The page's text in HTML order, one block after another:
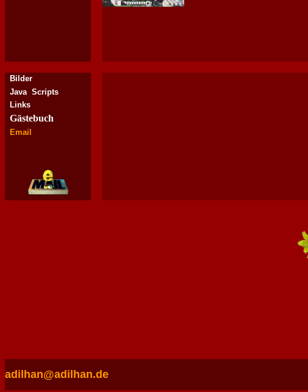
Bilder
Java Scripts
Links
Gästebuch
Email
adilhan@adilhan.de